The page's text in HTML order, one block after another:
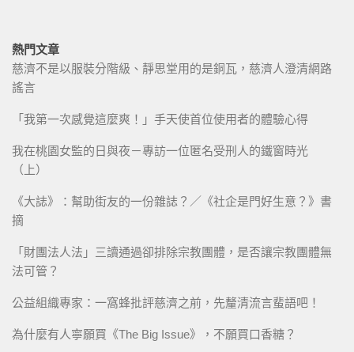
熱門文章
慈濟不是以服裝分階級、靜思堂用的是銅瓦，慈濟人澄清網路
謠言
「我第一次感覺這麼爽！」手天使首位使用者的體驗心得
我在桃園女監的日與夜－專訪一位匿名受刑人的鐵窗時光
（上）
《大誌》：幫助街友的一份雜誌？／《社企是門好生意？》書
摘
「財團法人法」三讀通過卻排除宗教團體，是否讓宗教團體無
法可管？
公益組織專家：一窩蜂批評慈濟之前，先釐清流言蜚語吧！
為什麼有人寧願買《The Big Issue》，不願買口香糖？